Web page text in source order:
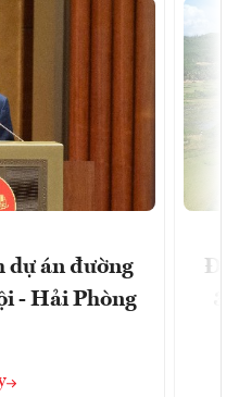
dự án đường
- Hải Phòng